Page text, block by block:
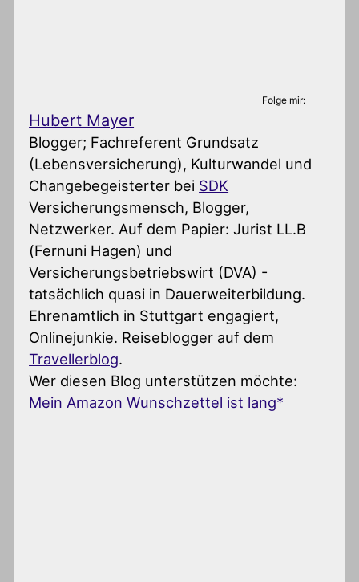
Folge mir:
Hubert Mayer
Blogger; Fachreferent Grundsatz
(Lebensversicherung), Kulturwandel und
Changebegeisterter bei SDK
Versicherungsmensch, Blogger,
Netzwerker. Auf dem Papier: Jurist LL.B
(Fernuni Hagen) und
Versicherungsbetriebswirt (DVA) -
tatsächlich quasi in Dauerweiterbildung.
Ehrenamtlich in Stuttgart engagiert,
Onlinejunkie. Reiseblogger auf dem
Travellerblog.
Wer diesen Blog unterstützen möchte:
Mein Amazon Wunschzettel ist lang